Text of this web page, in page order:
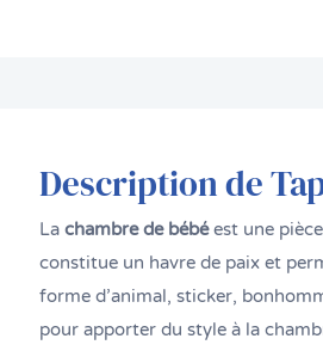
Description de
La chambre de bébéest une
constitue un havre de paix et
forme d’animal, sticker,
pour apporter du style à la